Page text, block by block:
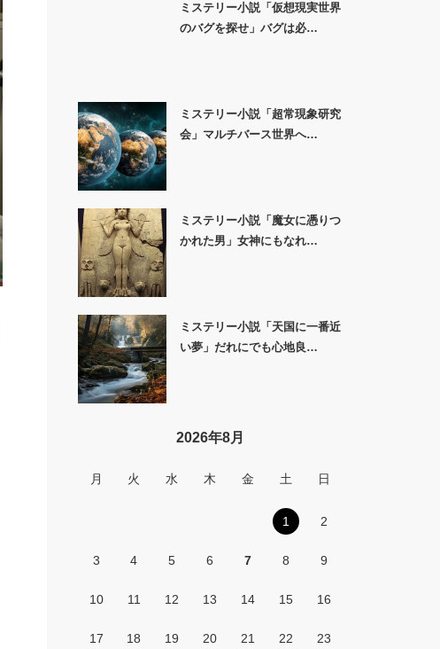
ミステリー小説「仮想現実世界
のバグを探せ」バグは必…
ミステリー小説「超常現象研究
会」マルチバース世界へ…
ミステリー小説「魔女に憑りつ
かれた男」女神にもなれ…
ミステリー小説「天国に一番近
い夢」だれにでも心地良…
2026年8月
月 火 水 木 金 土 日
1 2
3 4 5 6 7 8 9
10 11 12 13 14 15 16
17 18 19 20 21 22 23